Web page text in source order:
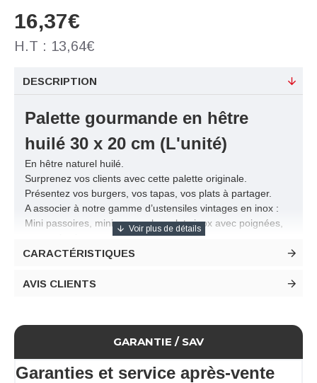
16,37€
H.T : 13,64€
DESCRIPTION
Palette gourmande en hêtre
huilé 30 x 20 cm (L'unité)
En hêtre naturel huilé.
Surprenez vos clients avec cette palette originale.
Présentez vos burgers, vos tapas, vos plats à partager.
A associer à notre gamme d’ustensiles vintages en inox :
Mini passoires, mini casseroles, plats inox avec poignées,
Palette emballée individuellement.
Ne passe pas au lave-vaisselle.
Dimensions de la palette
Largeur 200 mm
Hauteur 30 mm
CARACTÉRISTIQUES
AVIS CLIENTS
GARANTIE / SAV
Garanties et service après-vente